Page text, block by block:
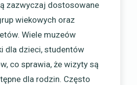
zazwyczaj dostosowane
wiekowych oraz
Wiele muzeów
dla dzieci, studentów
co sprawia, że wizyty są
dla rodzin. Często